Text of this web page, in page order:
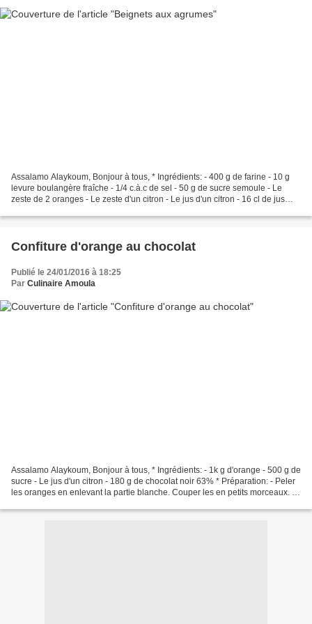
Assalamo Alaykoum, Bonjour à tous, * Ingrédients: - 400 g de farine - 10 g
levure boulangère fraîche - 1/4 c.à.c de sel - 50 g de sucre semoule - Le
zeste de 2 oranges - Le zeste d'un citron - Le jus d'un citron - 16 cl de jus
Confiture d'orange au chocolat
Publié le 24/01/2016 à 18:25
Par Culinaire Amoula
Assalamo Alaykoum, Bonjour à tous, * Ingrédients: - 1k g d'orange - 500 g de
sucre - Le jus d'un citron - 180 g de chocolat noir 63% * Préparation: - Peler
les oranges en enlevant la partie blanche. Couper les en petits morceaux. -